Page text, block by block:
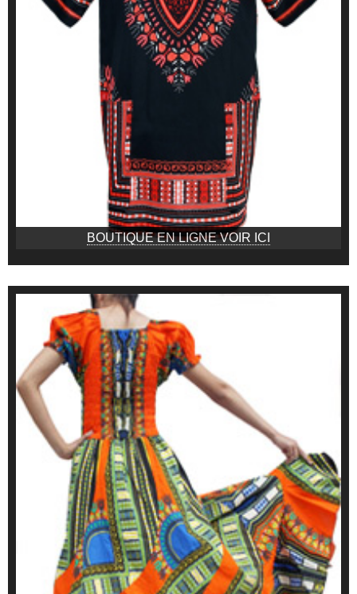
BOUTIQUE EN LIGNE VOIR ICI